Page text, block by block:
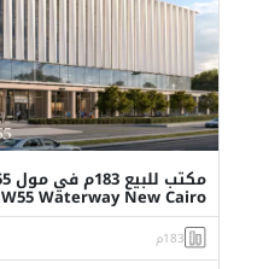
W55 Waterway New Cairo
183م